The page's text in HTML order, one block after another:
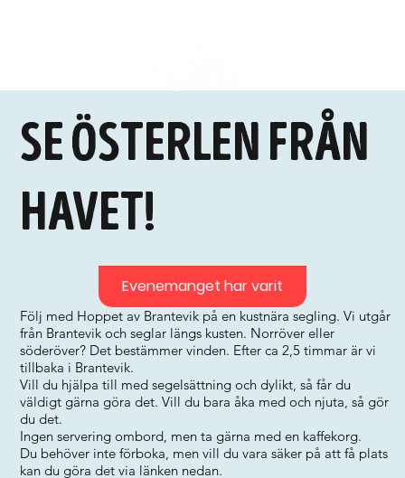
Se Österlen från
havet!
Följ med Hoppet av Brantevik på en kustnära segling. Vi utgår
från Brantevik och seglar längs kusten. Norröver eller
söderöver? Det bestämmer vinden. Efter ca 2,5 timmar är vi
tillbaka i Brantevik.
Vill du hjälpa till med segelsättning och dylikt, så får du
väldigt gärna göra det. Vill du bara åka med och njuta, så gör
du det.
Ingen servering ombord, men ta gärna med en kaffekorg.
Du behöver inte förboka, men vill du vara säker på att få plats
kan du göra det via länken nedan.
Evenemanget har varit